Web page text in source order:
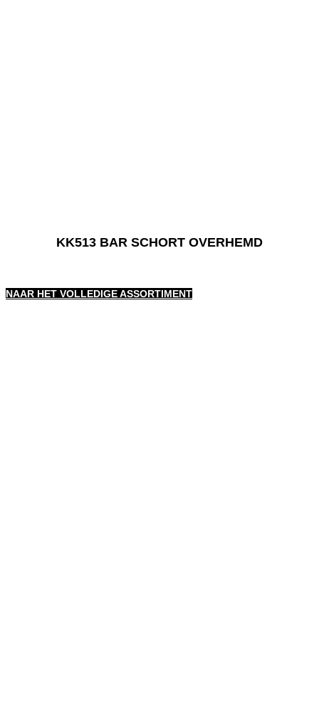
KK513 BAR SCHORT OVERHEMD
NAAR HET VOLLEDIGE ASSORTIMENT